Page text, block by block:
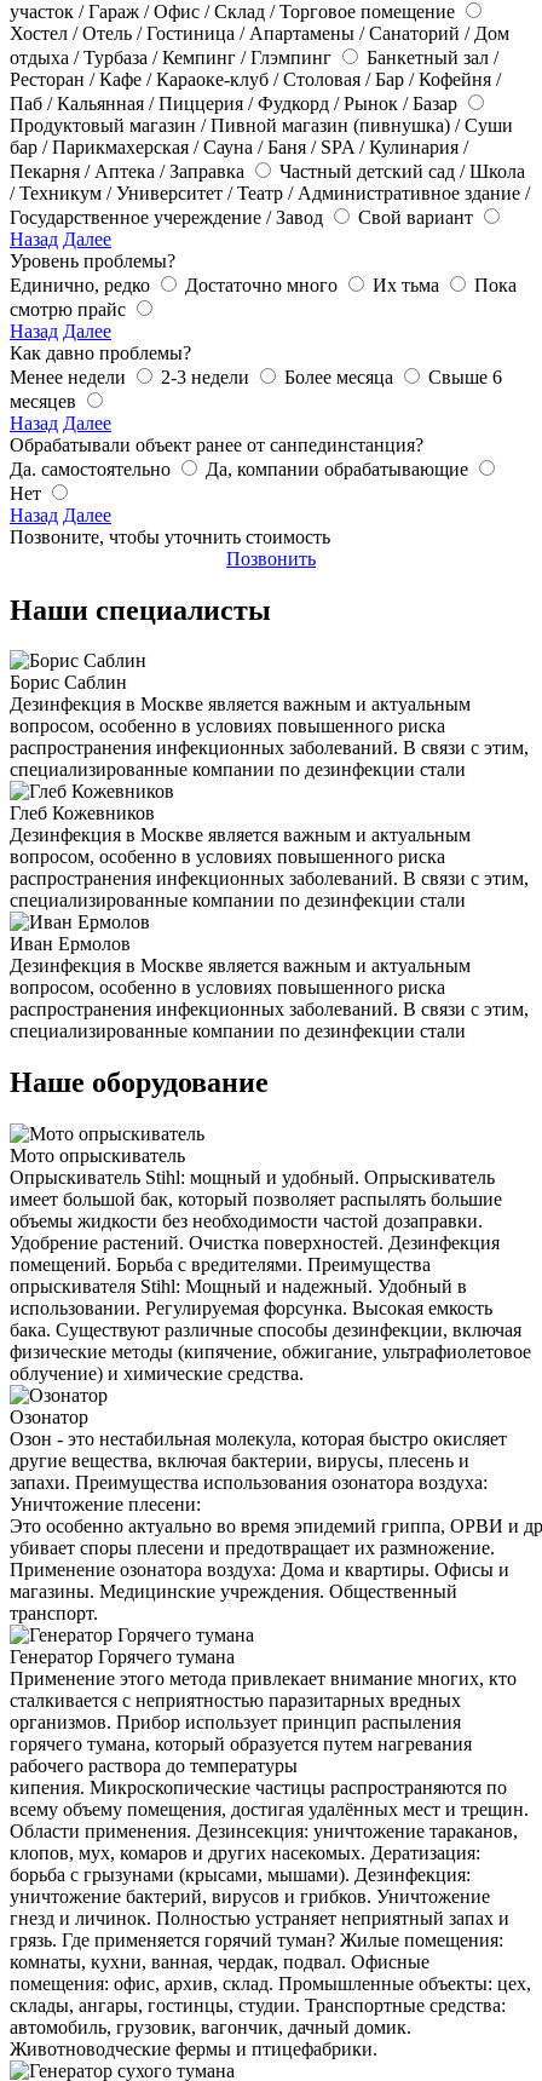
участок / Гараж / Офис / Склад / Торговое помещение
Хостел / Отель / Гостиница / Апартамены / Санаторий / Дом
отдыха / Турбаза / Кемпинг / Глэмпинг
Банкетный зал /
Ресторан / Кафе / Караоке-клуб / Столовая / Бар / Кофейня /
Паб / Кальянная / Пиццерия / Фудкорд / Рынок / Базар
Продуктовый магазин / Пивной магазин (пивнушка) / Суши
бар / Парикмахерская / Сауна / Баня / SPA / Кулинария /
Пекарня / Аптека / Заправка
Частный детский сад / Школа
/ Техникум / Университет / Театр / Административное здание /
Государственное учереждение / Завод
Свой вариант
Назад Далее
Уровень проблемы?
Единично, редко
Достаточно много Их тьма
Пока
смотрю прайс
Назад Далее
Как давно проблемы?
Менее недели
2-3 недели Более месяца
Свыше 6
месяцев
Назад Далее
Обрабатывали объект ранее от санпединстанция?
Да. самостоятельно
Да, компании обрабатывающие
Нет
Назад Далее
Позвоните, чтобы уточнить стоимость
Позвонить
Наши специалисты
Борис Саблин
Дезинфекция в Москве является важным и актуальным
вопросом, особенно в условиях повышенного риска
распространения инфекционных заболеваний. В связи с этим,
специализированные компании по дезинфекции стали
Глеб Кожевников
Дезинфекция в Москве является важным и актуальным
вопросом, особенно в условиях повышенного риска
распространения инфекционных заболеваний. В связи с этим,
специализированные компании по дезинфекции стали
Иван Ермолов
Дезинфекция в Москве является важным и актуальным
вопросом, особенно в условиях повышенного риска
распространения инфекционных заболеваний. В связи с этим,
специализированные компании по дезинфекции стали
Наше оборудование
Мото опрыскиватель
Опрыскиватель Stihl: мощный и удобный. Опрыскиватель
имеет большой бак, который позволяет распылять большие
объемы жидкости без необходимости частой дозаправки.
Удобрение растений. Очистка поверхностей. Дезинфекция
помещений. Борьба с вредителями. Преимущества
опрыскивателя Stihl: Мощный и надежный. Удобный в
использовании. Регулируемая форсунка. Высокая емкость
бака. Существуют различные способы дезинфекции, включая
физические методы (кипячение, обжигание, ультрафиолетовое
облучение) и химические средства.
Озонатор
Озон - это нестабильная молекула, которая быстро окисляет
другие вещества, включая бактерии, вирусы, плесень и
запахи. Преимущества использования озонатора воздуха:
Уничтожение плесени:
Это особенно актуально во время эпидемий гриппа, ОРВИ и
убивает споры плесени и предотвращает их размножение.
Применение озонатора воздуха: Дома и квартиры. Офисы и
магазины. Медицинские учреждения. Общественный
транспорт.
Генератор Горячего тумана
Применение этого метода привлекает внимание многих, кто
сталкивается с неприятностью паразитарных вредных
организмов. Прибор использует принцип распыления
горячего тумана, который образуется путем нагревания
рабочего раствора до температуры
кипения. Микроскопические частицы распространяются по
всему объему помещения, достигая удалённых мест и трещин.
Области применения. Дезинсекция: уничтожение тараканов,
клопов, мух, комаров и других насекомых. Дератизация:
борьба с грызунами (крысами, мышами). Дезинфекция:
уничтожение бактерий, вирусов и грибков. Уничтожение
гнезд и личинок. Полностью устраняет неприятный запах и
грязь. Где применяется горячий туман? Жилые помещения:
комнаты, кухни, ванная, чердак, подвал. Офисные
помещения: офис, архив, склад. Промышленные объекты: цех,
склады, ангары, гостинцы, студии. Транспортные средства:
автомобиль, грузовик, вагончик, дачный домик.
Животноводческие фермы и птицефабрики.